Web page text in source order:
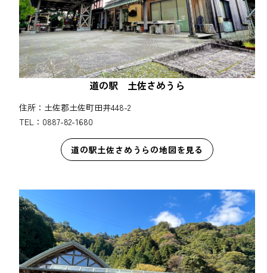
道の駅 土佐さめうら
住所：土佐郡土佐町田井448-2
TEL：0887-82-1680
道の駅土佐さめうらの地図を見る